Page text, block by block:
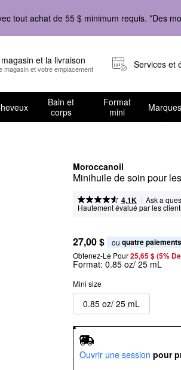
tout achat de 55 $ minimum requis. *Des
et la livraison
magasin et votre emplacement Services et
Bain et
corps
Format
mini
Marques
Moroccanoil
Minihuile de soin pour
4,1K | Ask a
Hautement évalué par les
27,00 $ ou quatre
Obtenez-Le Pour25,65 $ (5%
Format: 0.85 oz/ 25 mL
Mini size
0.85 oz/ 25 mL
Ouvrir une session pour